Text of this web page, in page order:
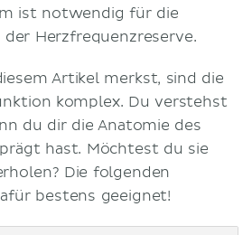
ist notwendig für die
Herzfrequenzreserve.
Artikel merkst, sind die
komplex. Du verstehst
du dir die Anatomie des
hast. Möchtest du sie
Die folgenden
bestens geeignet!